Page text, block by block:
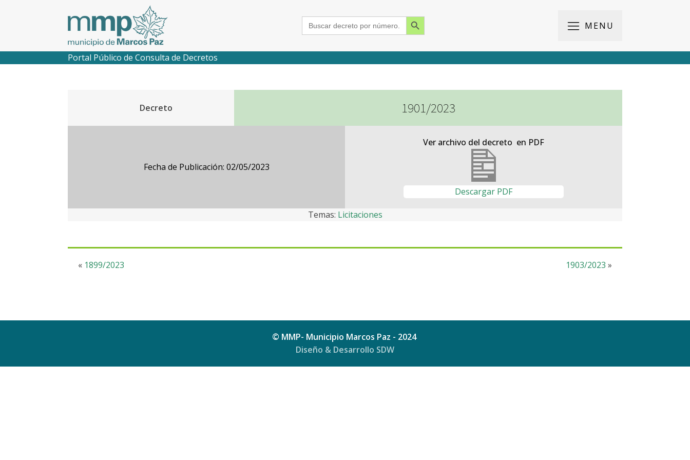
Search
for:
Search Button
MENU
2018
2017
2016
2015
Portal Público de Consulta de Decretos
Decreto 1901/2023
Fecha de Publicación: 02/05/2023
Ver archivo del decreto en PDF
Descargar PDF
Temas: Licitaciones
« 1899/2023 1903/2023 »
© MMP- Municipio Marcos Paz - 2024
Diseño & Desarrollo SDW